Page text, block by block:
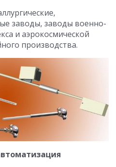
заводы, заводы военно-
и аэрокосмической
производства.